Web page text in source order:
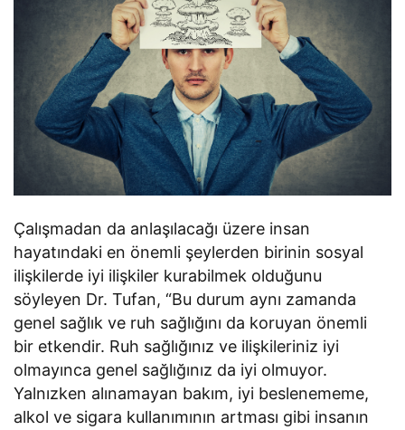
Çalışmadan da anlaşılacağı üzere insan
hayatındaki en önemli şeylerden birinin sosyal
ilişkilerde iyi ilişkiler kurabilmek olduğunu
söyleyen Dr. Tufan, “Bu durum aynı zamanda
genel sağlık ve ruh sağlığını da koruyan önemli
bir etkendir. Ruh sağlığınız ve ilişkileriniz iyi
olmayınca genel sağlığınız da iyi olmuyor.
Yalnızken alınamayan bakım, iyi beslenememe,
alkol ve sigara kullanımının artması gibi insanın